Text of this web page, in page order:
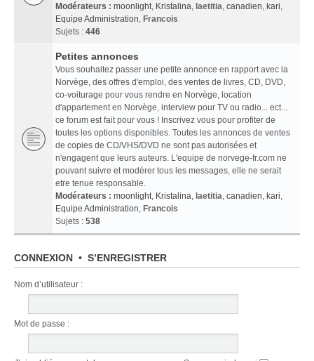
Modérateurs : moonlight, Kristalina, laetitia, canadien, kari,
Equipe Administration, Francois
Sujets : 446
Petites annonces
Vous souhaitez passer une petite annonce en rapport avec la
Norvège, des offres d'emploi, des ventes de livres, CD, DVD,
co-voiturage pour vous rendre en Norvège, location
d'appartement en Norvège, interview pour TV ou radio... ect...
ce forum est fait pour vous ! Inscrivez vous pour profiter de
toutes les options disponibles. Toutes les annonces de ventes
de copies de CD/VHS/DVD ne sont pas autorisées et
n'engagent que leurs auteurs. L'equipe de norvege-fr.com ne
pouvant suivre et modérer tous les messages, elle ne serait
etre tenue responsable.
Modérateurs : moonlight, Kristalina, laetitia, canadien, kari,
Equipe Administration, Francois
Sujets : 538
CONNEXION • S’ENREGISTRER
Nom d’utilisateur :
Mot de passe :